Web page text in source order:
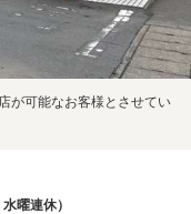
が可能なお客様とさせてい
曜連休）